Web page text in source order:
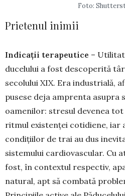
Foto:
Prietenul inimii
Indicații terapeutice –
ducelului a fost descoperită
secolului XIX. Era industrială,
pusese deja amprenta asupra
oamenilor: stresul devenea
ritmul existenței cotidiene, iar
condițiilor de trai au dus
sistemului cardiovascular. Cu
fost, în contextul respectiv,
natural, apt să combată